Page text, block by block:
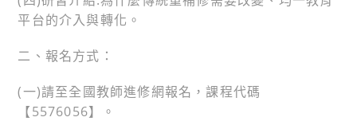
平台的介入與轉化。
二、報名方式：
(一)請至全國教師進修網報名，課程代碼
【5576056】。